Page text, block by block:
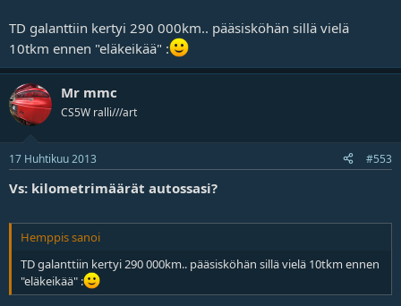
TD galanttiin kertyi 290 000km.. pääsisköhän sillä vielä
10tkm ennen "eläkeikää" :
Mr mmc
CS5W ralli///art
17 Huhtikuu 2013 #553
Vs: kilometrimäärät autossasi?
Hemppis sanoi
TD galanttiin kertyi 290 000km.. pääsisköhän sillä vielä 10tkm ennen
"eläkeikää" :